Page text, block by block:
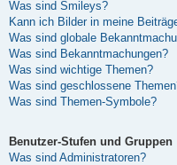
Was sind Smileys?
Kann ich Bilder in meine
Was sind globale
Was sind Bekanntmachungen?
Was sind wichtige Themen?
Was sind geschlossene
Was sind Themen-Symbole?
Benutzer-Stufen und Gruppen
Was sind Administratoren?